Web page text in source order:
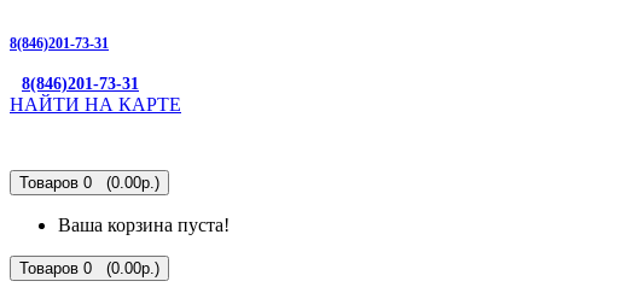
8(846)201-73-31
8(846)201-73-31
НАЙТИ НА КАРТЕ
Товаров 0 (0.00р.)
Ваша корзина пуста!
Товаров 0 (0.00р.)